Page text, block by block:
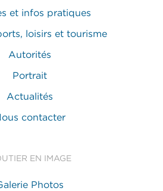
et infos pratiques
loisirs et tourisme
Autorités
Portrait
Actualités
contacter
EN IMAGE
Photos